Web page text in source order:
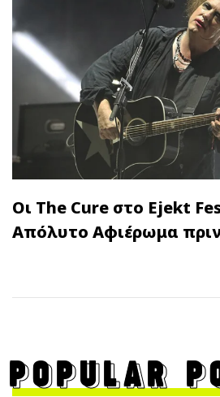
Οι The Cure στο Ejekt
Απόλυτο Αφιέρωμα
POPULAR